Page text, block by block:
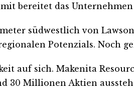
bereitet das
südwestlich von
Potenzials. Noch
auf sich. Makenita
30 Millionen Aktien